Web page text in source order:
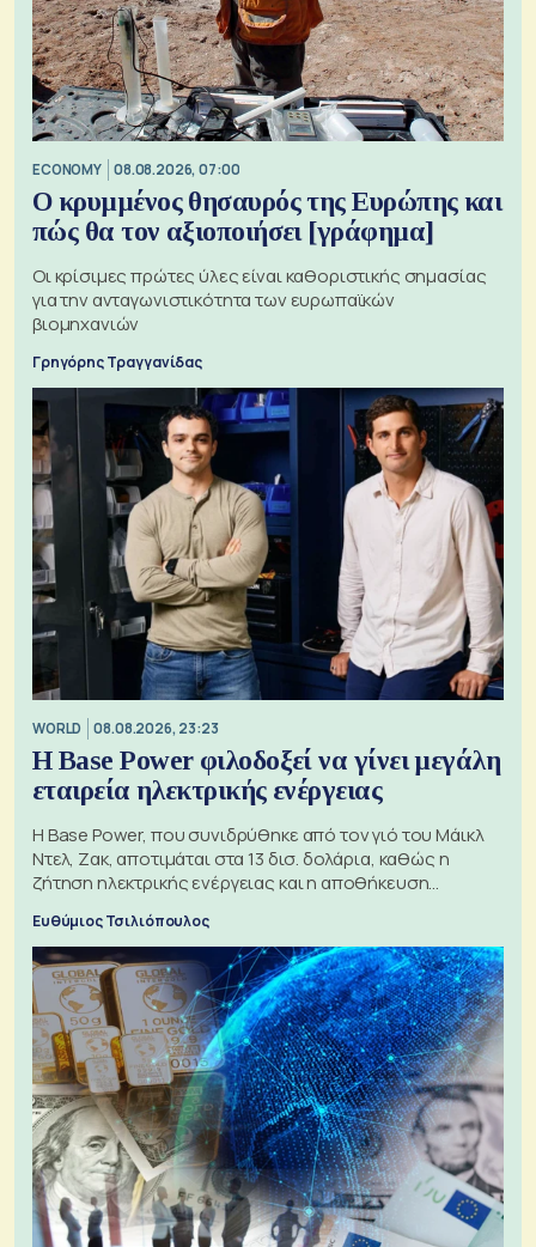
ECONOMY 08.08.2026, 07:00
Ο κρυμμένος θησαυρός της Ευρώπης και
πώς θα τον αξιοποιήσει [γράφημα]
Οι κρίσιμες πρώτες ύλες είναι καθοριστικής σημασίας
για την ανταγωνιστικότητα των ευρωπαϊκών
βιομηχανιών
Γρηγόρης Τραγγανίδας
WORLD 08.08.2026, 23:23
Η Base Power φιλοδοξεί να γίνει μεγάλη
εταιρεία ηλεκτρικής ενέργειας
Η Base Power, που συνιδρύθηκε από τον γιό του Μάικλ
Ντελ, Ζακ, αποτιμάται στα 13 δισ. δολάρια, καθώς η
ζήτηση ηλεκτρικής ενέργειας και η αποθήκευση
Ευθύμιος Τσιλιόπουλος